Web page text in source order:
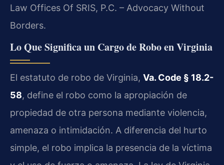
Law Offices Of SRIS, P.C. – Advocacy Without
Borders.
Lo Que Significa un Cargo de Robo en Virginia
El estatuto de robo de Virginia, Va. Code § 18.2-
58, define el robo como la apropiación de
propiedad de otra persona mediante violencia,
amenaza o intimidación. A diferencia del hurto
simple, el robo implica la presencia de la víctima